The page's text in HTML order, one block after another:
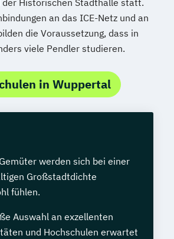
der Historischen Stadthalle statt.
an das ICE-Netz und an
die Voraussetzung, dass in
viele Pendler studieren.
in Wuppertal
werden sich bei einer
Großstadtdichte
fühlen.
Auswahl an exzellenten
und Hochschulen erwartet